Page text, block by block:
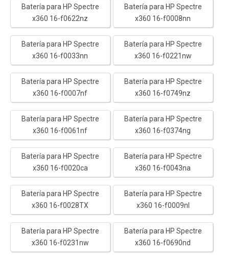
Batería para HP Spectre
x360 16-f0622nz
Batería para HP Spectre
x360 16-f0008nn
Batería para HP Spectre
x360 16-f0033nn
Batería para HP Spectre
x360 16-f0221nw
Batería para HP Spectre
x360 16-f0007nf
Batería para HP Spectre
x360 16-f0749nz
Batería para HP Spectre
x360 16-f0061nf
Batería para HP Spectre
x360 16-f0374ng
Batería para HP Spectre
x360 16-f0020ca
Batería para HP Spectre
x360 16-f0043na
Batería para HP Spectre
x360 16-f0028TX
Batería para HP Spectre
x360 16-f0009nl
Batería para HP Spectre
x360 16-f0231nw
Batería para HP Spectre
x360 16-f0690nd